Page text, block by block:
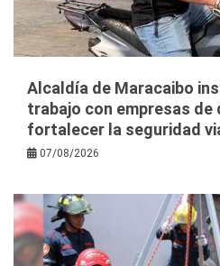
Alcaldía de Maracaibo
trabajo con empresas de
fortalecer la seguridad
07/08/2026